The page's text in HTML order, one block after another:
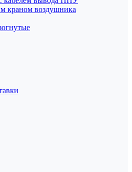
краном воздушника